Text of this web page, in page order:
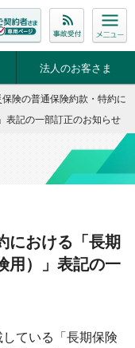
法人のお客さま
保険の普通保険約款・特約に
表記の一部訂正のお知らせ
における「長期
用）」表記の一
ている「長期保険